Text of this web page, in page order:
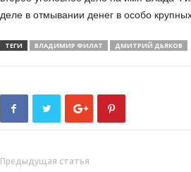
деле в отмывании денег в особо
ТЕГИ ВЛАДИМИР ФИЛАТ ДМИТРИЙ ДЬЯКОВ
Предыдущая статья